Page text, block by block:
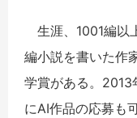
生涯、1001編以
編小説を書いた作
学賞がある。2013
にAI作品の応募も